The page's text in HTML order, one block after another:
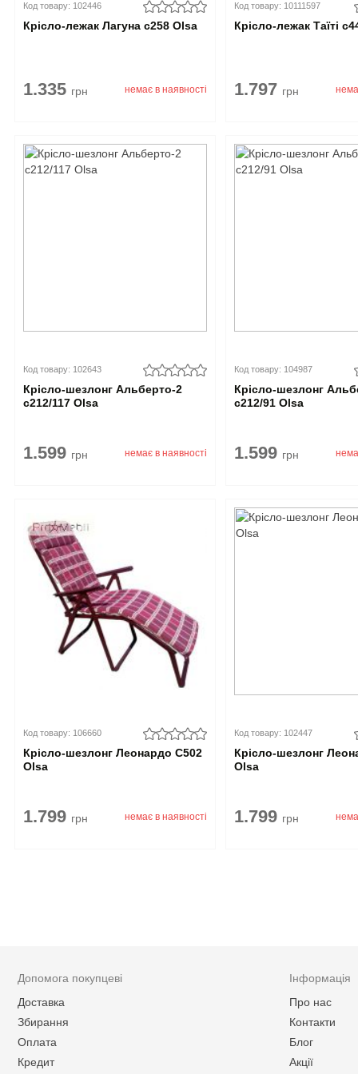
Код товару: 102446
Крісло-лежак Лагуна с258 Olsa
1.335 грн немає в наявності
Код товару: 10111597
Крісло-лежак Таїті
1.797 грн
Код товару: 102643
Крісло-шезлонг Альберто-2
с212/117 Olsa
1.599 грн немає в наявності
Код товару: 104987
Крісло-шезлонг
с212/91 Olsa
1.599 грн
Код товару: 106660
Крісло-шезлонг Леонардо С502
Olsa
1.799 грн немає в наявності
Код товару: 102447
Крісло-шезлонг
Olsa
1.799 грн
Допомога покупцеві
Доставка
Збирання
Оплата
Кредит
Інформація
Про нас
Контакти
Блог
Акції